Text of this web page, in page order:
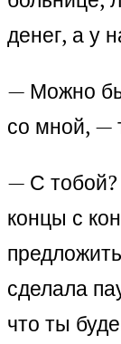
денег, а у
— Можно
со мной, —
— С тобой?
концы с
сделала
что ты